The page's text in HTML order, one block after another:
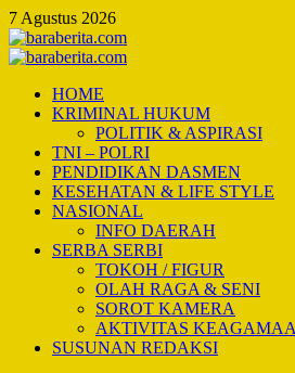
Skip
to
content
7 Agustus 2026
Primary
HOME
KRIMINAL HUKUM
POLITIK & ASPIRASI
TNI – POLRI
PENDIDIKAN DASMEN
KESEHATAN & LIFE STYLE
NASIONAL
INFO DAERAH
SERBA SERBI
TOKOH / FIGUR
OLAH RAGA & SENI
SOROT KAMERA
AKTIVITAS
SUSUNAN REDAKSI